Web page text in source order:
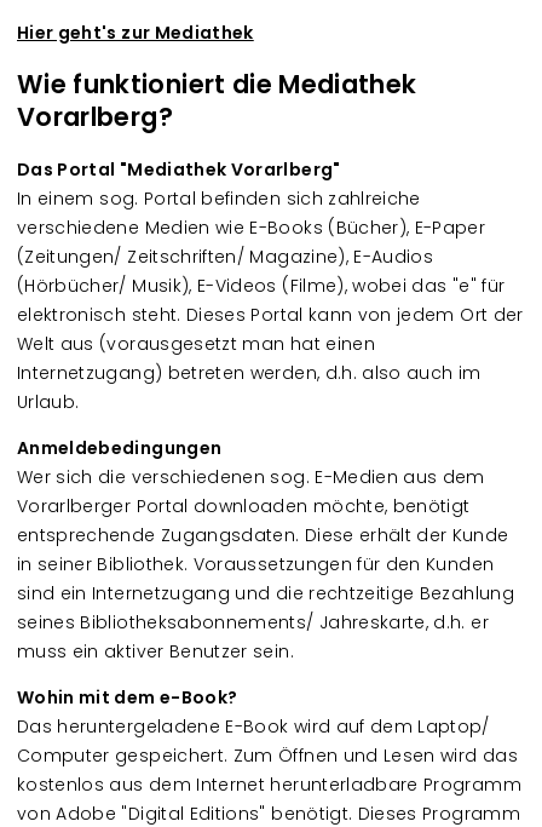
Hier geht's zur Mediathek
Wie funktioniert die Mediathek
Vorarlberg?
Das Portal "Mediathek Vorarlberg"
In einem sog. Portal befinden sich zahlreiche
verschiedene Medien wie E-Books (Bücher), E-Paper
(Zeitungen/ Zeitschriften/ Magazine), E-Audios
(Hörbücher/ Musik), E-Videos (Filme), wobei das "e" für
elektronisch steht. Dieses Portal kann von jedem Ort der
Welt aus (vorausgesetzt man hat einen
Internetzugang) betreten werden, d.h. also auch im
Urlaub.
Anmeldebedingungen
Wer sich die verschiedenen sog. E-Medien aus dem
Vorarlberger Portal downloaden möchte, benötigt
entsprechende Zugangsdaten. Diese erhält der Kunde
in seiner Bibliothek. Voraussetzungen für den Kunden
sind ein Internetzugang und die rechtzeitige Bezahlung
seines Bibliotheksabonnements/ Jahreskarte, d.h. er
muss ein aktiver Benutzer sein.
Wohin mit dem e-Book?
Das heruntergeladene E-Book wird auf dem Laptop/
Computer gespeichert. Zum Öffnen und Lesen wird das
kostenlos aus dem Internet herunterladbare Programm
von Adobe "Digital Editions" benötigt. Dieses Programm